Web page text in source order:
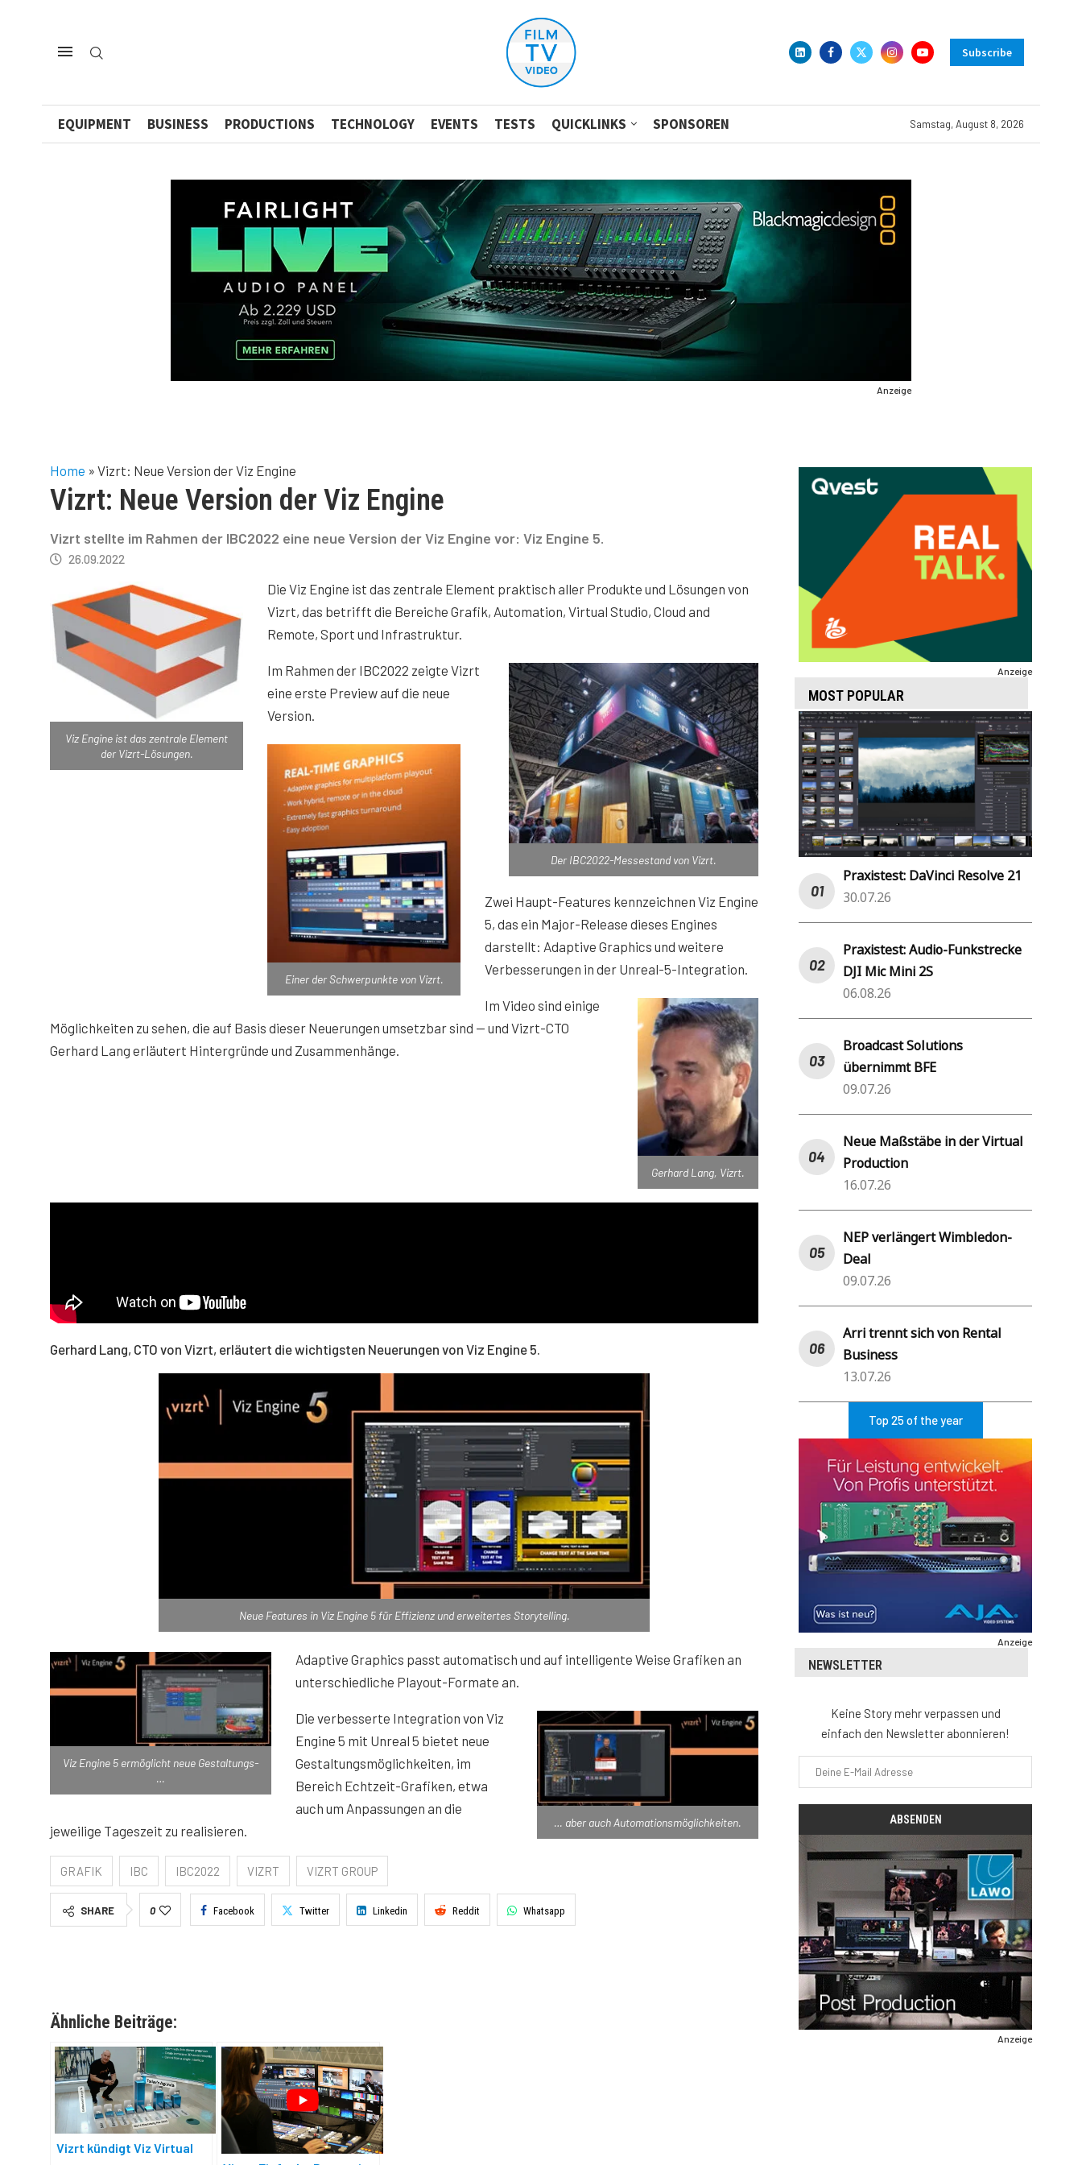
Subscribe
EQUIPMENT BUSINESS PRODUCTIONS TECHNOLOGY EVENTS TESTS QUICKLINKS SPONSOREN Samstag, August 8, 2026
Anzeige
Home » Vizrt: Neue Version der Viz Engine
Vizrt: Neue Version der Viz Engine
Vizrt stellte im Rahmen der IBC2022 eine neue Version der Viz Engine vor: Viz Engine 5.
26.09.2022
Viz Engine ist das zentrale Element
der Vizrt-Lösungen.
Die Viz Engine ist das zentrale Element praktisch aller Produkte und Lösungen von
Vizrt, das betrifft die Bereiche Grafik, Automation, Virtual Studio, Cloud and
Remote, Sport und Infrastruktur.
Der IBC2022-Messestand von Vizrt.
Im Rahmen der IBC2022 zeigte Vizrt
eine erste Preview auf die neue
Version.
Einer der Schwerpunkte von Vizrt.
Zwei Haupt-Features kennzeichnen Viz Engine
5, das ein Major-Release dieses Engines
darstellt: Adaptive Graphics und weitere
Verbesserungen in der Unreal-5-Integration.
Gerhard Lang, Vizrt.
Im Video sind einige
Möglichkeiten zu sehen, die auf Basis dieser Neuerungen umsetzbar sind — und Vizrt-CTO
Gerhard Lang erläutert Hintergründe und Zusammenhänge.
Gerhard Lang, CTO von Vizrt, erläutert die wichtigsten Neuerungen von Viz Engine 5.
Neue Features in Viz Engine 5 für Effizienz und erweitertes Storytelling.
Viz Engine 5 ermöglicht neue Gestaltungs-
…
Adaptive Graphics passt automatisch und auf intelligente Weise Grafiken an
unterschiedliche Playout-Formate an.
… aber auch Automationsmöglichkeiten.
Die verbesserte Integration von Viz
Engine 5 mit Unreal 5 bietet neue
Gestaltungsmöglichkeiten, im
Bereich Echtzeit-Grafiken, etwa
auch um Anpassungen an die
jeweilige Tageszeit zu realisieren.
GRAFIK IBC IBC2022 VIZRT VIZRT GROUP
SHARE 0 Facebook Twitter Linkedin Reddit Whatsapp
Ähnliche Beiträge:
Vizrt kündigt Viz Virtual
Anzeige
MOST POPULAR
Praxistest: DaVinci Resolve 21
30.07.26
Praxistest: Audio-Funkstrecke
DJI Mic Mini 2S
06.08.26
Broadcast Solutions
übernimmt BFE
09.07.26
Neue Maßstäbe in der Virtual
Production
16.07.26
NEP verlängert Wimbledon-
Deal
09.07.26
Arri trennt sich von Rental
Business
13.07.26
Top 25 of the year
Anzeige
NEWSLETTER
Keine Story mehr verpassen und
einfach den Newsletter abonnieren!
Anzeige